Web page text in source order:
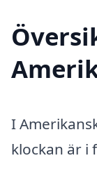
I
klockan är i